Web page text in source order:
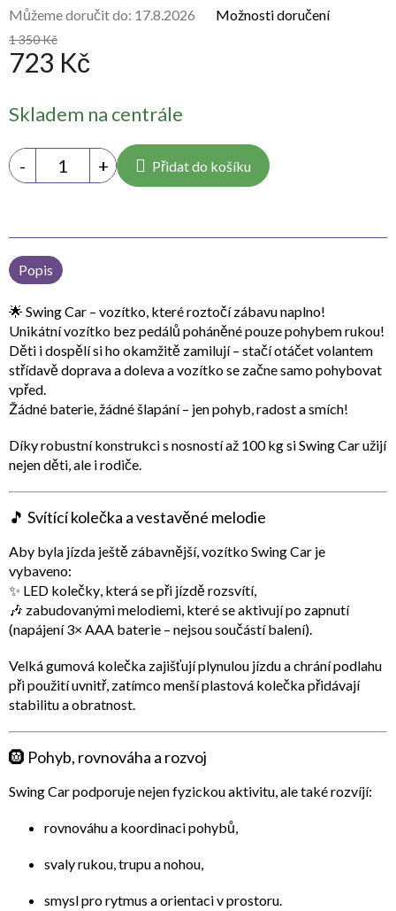
1 350 Kč
723 Kč
cena:
Skladem na centrále
Můžeme doručit do: 17.8.2026 Možnosti doručení
Přidat do košíku
Popis
🌟 Swing Car – vozítko, které roztočí zábavu naplno!
Unikátnívozítko bez pedálů poháněné pouze pohybem rukou!
Děti i dospělí si ho okamžitě zamilují – stačíotáčet volantem
střídavě doprava a dolevaa vozítko se začne samo pohybovat
vpřed.
Žádné baterie, žádné šlapání – jen pohyb, radost a smích!
Díky robustní konstrukci s nosností až 100 kgsi Swing Car užijí
nejen děti, ale i rodiče.
🎵 Svítící kolečka a vestavěné melodie
Aby byla jízda ještě zábavnější, vozítko Swing Car je
vybaveno:
✨ LED kolečky, která se při jízdě rozsvítí,
🎶 zabudovanými melodiemi, které se aktivují po zapnutí
(napájení 3× AAA baterie – nejsou součástí balení).
Velkágumová kolečka zajišťují plynulou jízdu a chrání podlahu
při použití uvnitř, zatímco menšíplastová kolečkapřidávají
stabilitu a obratnost.
🛞 Pohyb, rovnováha a rozvoj
Swing Car podporuje nejen fyzickou aktivitu, ale také rozvíjí:
rovnováhu a koordinaci pohybů,
svaly rukou, trupu a nohou,
smysl pro rytmus a orientaci v prostoru.